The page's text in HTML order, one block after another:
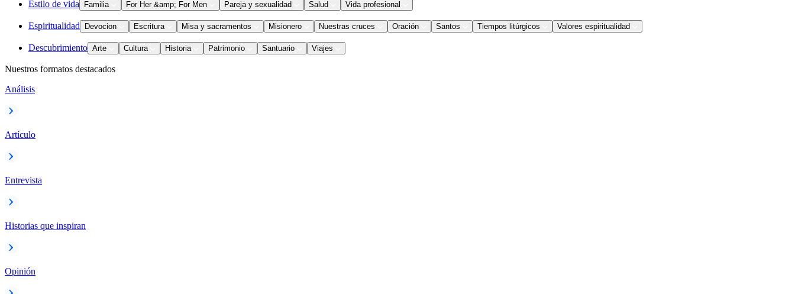
Estilo de vida Familia For Her &amp; For Men Pareja y sexualidad Salud Vida profesional
Espiritualidad Devocion Escritura Misa y sacramentos Misionero Nuestras cruces Oración Santos Tiempos litúrgicos Valores espiritualidad
Descubrimiento Arte Cultura Historia Patrimonio Santuario Viajes
Nuestros formatos destacados
Análisis
Artículo
Entrevista
Historias que inspiran
Opinión